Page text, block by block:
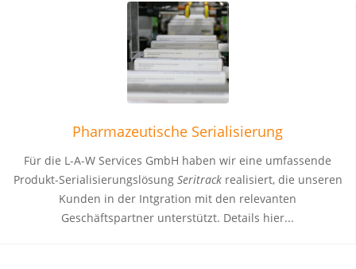
Pharmazeutische Serialisierung
Für die L-A-W Services GmbH haben wir eine umfassende
Produkt-Serialisierungslösung Seritrackrealisiert, die unseren
Kunden in der Intgration mit den relevanten
Geschäftspartner unterstützt. Details hier...